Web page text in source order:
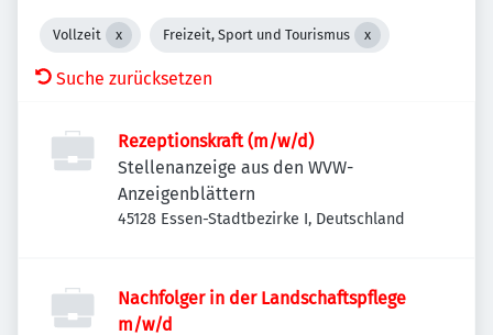
Vollzeit Freizeit, Sport und Tourismus
Suche zurücksetzen
Rezeptionskraft (m/w/d)
Stellenanzeige aus den WVW-
Anzeigenblättern
45128 Essen-Stadtbezirke I, Deutschland
Nachfolger in der Landschaftspflege
m/w/d